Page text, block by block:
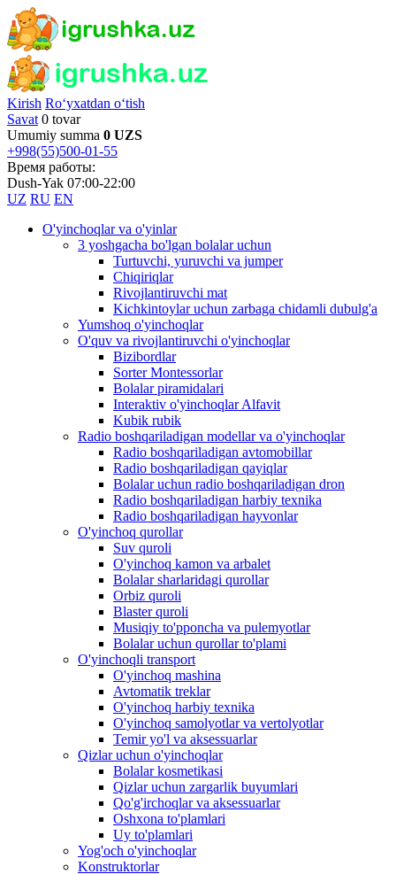
Kirish Ro‘yxatdan o‘tish
Savat 0 tovar
Umumiy summa 0 UZS
+998(55)500-01-55
Время работы:
Dush-Yak 07:00-22:00
UZ RU EN
O'yinchoqlar va o'yinlar
3 yoshgacha bo'lgan bolalar uchun
Turtuvchi, yuruvchi va jumper
Chiqiriqlar
Rivojlantiruvchi mat
Kichkintoylar uchun zarbaga chidamli dubulg'a
Yumshoq o'yinchoqlar
O'quv va rivojlantiruvchi o'yinchoqlar
Bizibordlar
Sorter Montessorlar
Bolalar piramidalari
Interaktiv o'yinchoqlar Alfavit
Kubik rubik
Radio boshqariladigan modellar va o'yinchoqlar
Radio boshqariladigan avtomobillar
Radio boshqariladigan qayiqlar
Bolalar uchun radio boshqariladigan dron
Radio boshqariladigan harbiy texnika
Radio boshqariladigan hayvonlar
O'yinchoq qurollar
Suv quroli
O'yinchoq kamon va arbalet
Bolalar sharlaridagi qurollar
Orbiz quroli
Blaster quroli
Musiqiy to'pponcha va pulemyotlar
Bolalar uchun qurollar to'plami
O'yinchoqli transport
O'yinchoq mashina
Avtomatik treklar
O'yinchoq harbiy texnika
O'yinchoq samolyotlar va vertolyotlar
Temir yo'l va aksessuarlar
Qizlar uchun o'yinchoqlar
Bolalar kosmetikasi
Qizlar uchun zargarlik buyumlari
Qo'g'irchoqlar va aksessuarlar
Oshxona to'plamlari
Uy to'plamlari
Yog'och o'yinchoqlar
Konstruktorlar